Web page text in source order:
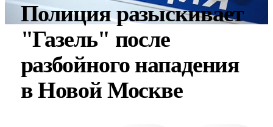
Полиция разыскивает
"Газель" после
разбойного нападения
в Новой Москве